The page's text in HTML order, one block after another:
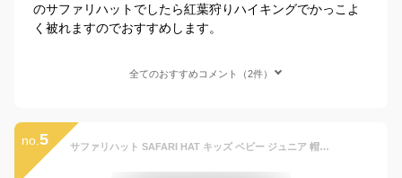
のサファリハットでしたら紅葉狩りハイキングでかっこよ
く被れますのでおすすめします。
全てのおすすめコメント（2件）
no. 5 サファリハット SAFARI HAT キッズ ベビー ジュニア 帽子 ぼうし アウトドアハット 夏 男の子 女の子 男女兼用 日よけ つば広 あご紐 メッシュ 配色 お出かけ 子供服 OFFICIAL TEAM オフィシャルチーム 7009091 1121433-L(M) 【メール便可】